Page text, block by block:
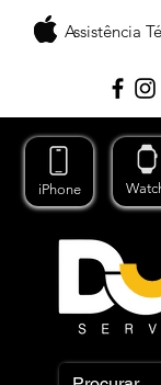
Assistência
iPhone